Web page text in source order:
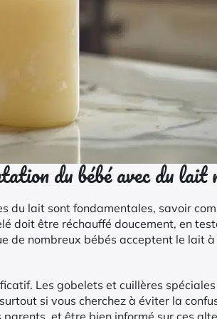
du bébé avec du
du lait sont fondamentales, savoir
doit être réchauffé doucement, en
de nombreux bébés acceptent le lait
Les gobelets et cuillères
si vous cherchez à éviter la
parents, et être bien informé sur ces